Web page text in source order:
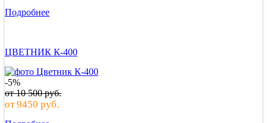
Подробнее
ЦВЕТНИК К-400
-5%
от10 500руб.
от9450 руб.